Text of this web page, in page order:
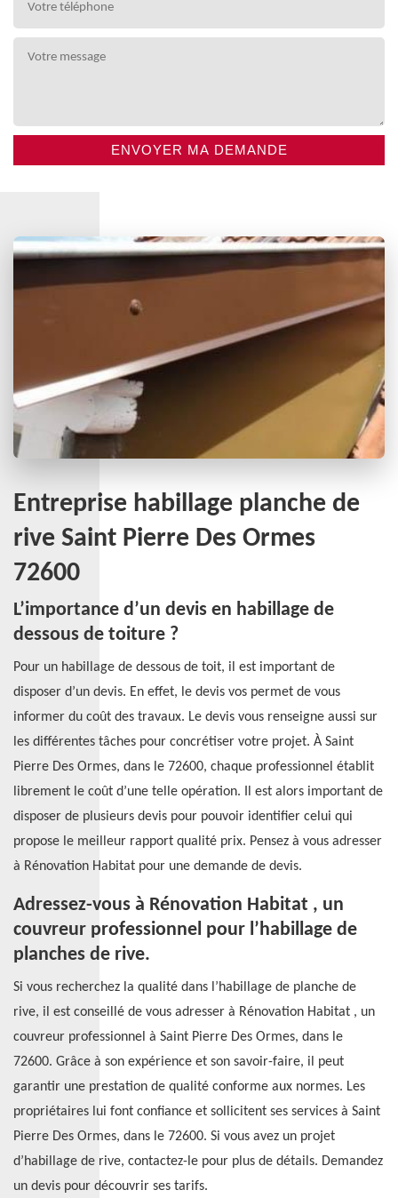
Entreprise habillage planche de
rive Saint Pierre Des Ormes
72600
L’importance d’un devis en habillage de
dessous de toiture ?
Pour un habillage de dessous de toit, il est important de
disposer d’un devis. En effet, le devis vos permet de vous
informer du coût des travaux. Le devis vous renseigne aussi sur
les différentes tâches pour concrétiser votre projet. À Saint
Pierre Des Ormes, dans le 72600, chaque professionnel établit
librement le coût d’une telle opération. Il est alors important de
disposer de plusieurs devis pour pouvoir identifier celui qui
propose le meilleur rapport qualité prix. Pensez à vous adresser
à Rénovation Habitat pour une demande de devis.
Adressez-vous à Rénovation Habitat , un
couvreur professionnel pour l’habillage de
planches de rive.
Si vous recherchez la qualité dans l’habillage de planche de
rive, il est conseillé de vous adresser à Rénovation Habitat , un
couvreur professionnel à Saint Pierre Des Ormes, dans le
72600. Grâce à son expérience et son savoir-faire, il peut
garantir une prestation de qualité conforme aux normes. Les
propriétaires lui font confiance et sollicitent ses services à Saint
Pierre Des Ormes, dans le 72600. Si vous avez un projet
d’habillage de rive, contactez-le pour plus de détails. Demandez
un devis pour découvrir ses tarifs.